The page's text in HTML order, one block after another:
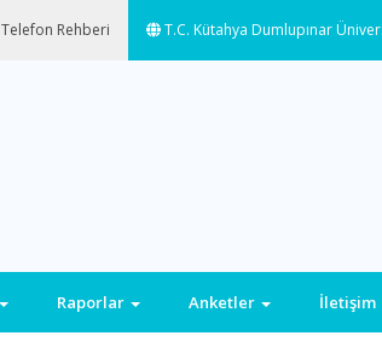
Telefon Rehberi T.C. Kütahya Dumlupınar
Raporlar Anketler İletişim